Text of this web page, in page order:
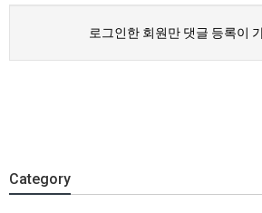
로그인한 회원만 댓글 등록이
Category